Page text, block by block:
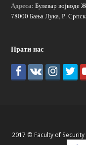
Адреса: Булевар
78000 Бања Лука, Р.
Прати нас
2017 © Faculty of